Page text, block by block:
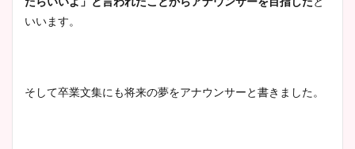
いいます。
そして卒業文集にも将来の夢をアナウンサーと書きました。